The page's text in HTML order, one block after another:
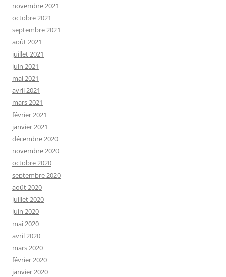
novembre 2021
octobre 2021
septembre 2021
août 2021
juillet 2021
juin 2021
mai 2021
avril 2021
mars 2021
février 2021
janvier 2021
décembre 2020
novembre 2020
octobre 2020
septembre 2020
août 2020
juillet 2020
juin 2020
mai 2020
avril 2020
mars 2020
février 2020
janvier 2020